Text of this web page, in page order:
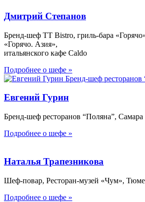
Дмитрий Степанов
Бренд-шеф TT Bistro, гриль-бара
«Горячо. Азия»,
итальянского кафе Caldo
Подробнее о шефе »
Евгений Гурин
Бренд-шеф ресторанов “Поляна”, Самара
Подробнее о шефе »
Наталья Трапезникова
Шеф-повар, Ресторан-музей «Чум»,
Подробнее о шефе »